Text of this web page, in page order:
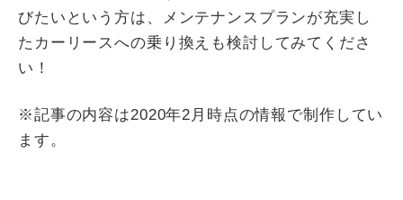
びたいという方は、メンテナンスプランが充実し
たカーリースへの乗り換えも検討してみてくださ
い！
※記事の内容は2020年2月時点の情報で制作してい
ます。